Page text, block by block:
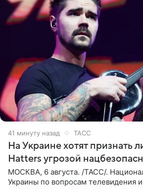
41 минуту назад ТАСС
На Украине хотят признать
Hatters угрозой
МОСКВА, 6 августа. /ТАСС/.
Украины по вопросам телевидения